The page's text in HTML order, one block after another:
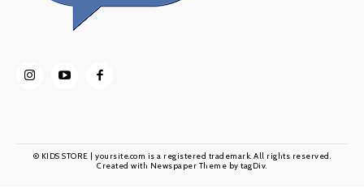
© KIDS STORE | yoursite.com is a registered trademark. All rights reserved.
Created with Newspaper Theme by tagDiv.